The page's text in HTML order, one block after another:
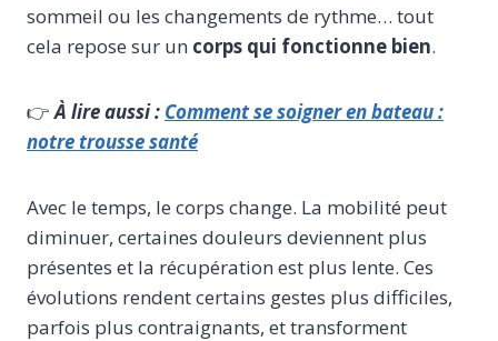
sommeil ou les changements de rythme… tout
cela repose sur un corps qui fonctionne bien.
👉À lire aussi : Comment se soigner en bateau :
notre trousse santé
Avec le temps, le corps change. La mobilité peut
diminuer, certaines douleurs deviennent plus
présentes et la récupération est plus lente. Ces
évolutions rendent certains gestes plus difficiles,
parfois plus contraignants, et transforment